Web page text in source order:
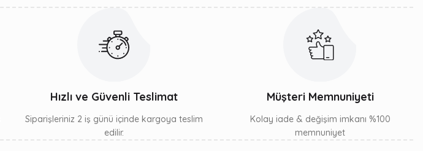
Hızlı ve Güvenli Teslimat
Siparişleriniz 2 iş günü içinde kargoya teslim
edilir.
Müşteri Memnuniyeti
Kolay iade & değişim imkanı %100
memnuniyet